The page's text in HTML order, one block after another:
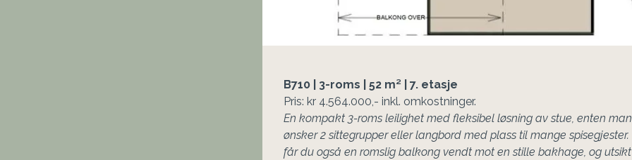
B
En kompakt 3-roms leilighet med fleksibel løsning av stue, enten man
ønsker 2 sittegrupper eller langbord med plass til mange spisegjester.
får du også en romslig balkong vendt mot en stille bakhage, og